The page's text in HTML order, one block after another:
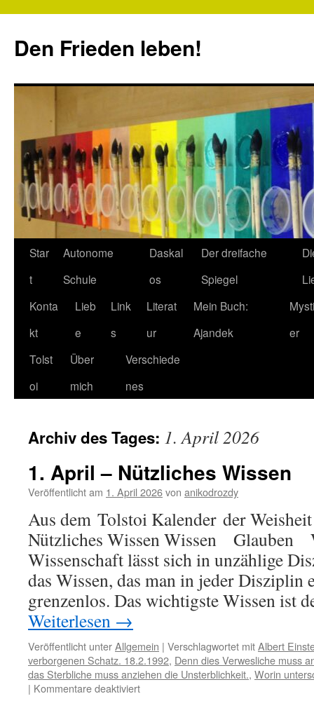
springen
Den Frieden leben!
Star
t
Autonome
Schule
Daskal
os
Der dreifache
Spiegel
Konta
kt
Lieb
e
Link
s
Literat
ur
Mein Buch:
Ajandek
er
Tolst
oi
Über
mich
Verschiede
nes
Archiv des Tages: 1. April 2026
1. April – Nützliches Wissen
Veröffentlicht am 1. April 2026von anikodrozdy
Aus dem Tolstoi Kalender der
Nützliches Wissen Wissen Glauben
Wissenschaft lässt sich in unzählige
das Wissen, das man in jeder Disziplin
grenzenlos. Das wichtigste Wissen ist
Weiterlesen →
Veröffentlicht unterAllgemein | Verschlagwortet mitAlbert
verborgenen Schatz. 18.2.1992, Denn dies Verwesliche muss
das Sterbliche muss anziehen die Unsterblichkeit., Worin
| Kommentare deaktiviertfür